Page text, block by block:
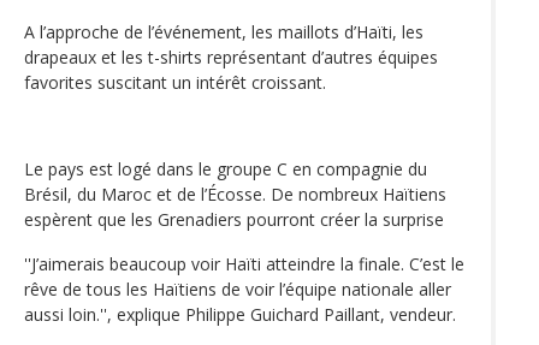
A l’approche de l’événement, les maillots d’Haïti, les
drapeaux et les t-shirts représentant d’autres équipes
favorites suscitant un intérêt croissant.
Le pays est logé dans le groupe C en compagnie du
Brésil, du Maroc et de l’Écosse. De nombreux Haïtiens
espèrent que les Grenadiers pourront créer la surprise
''J’aimerais beaucoup voir Haïti atteindre la finale. C’est le
rêve de tous les Haïtiens de voir l’équipe nationale aller
aussi loin.'', explique Philippe Guichard Paillant, vendeur.